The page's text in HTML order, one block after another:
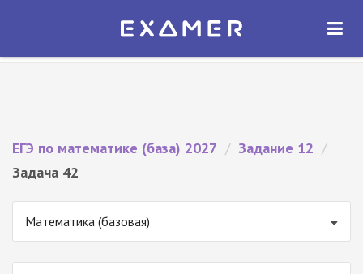
Экзамер — ЕГЭ 2027
ОТКРЫТЬ
ЕГЭ по математике (база) 2027 / Задание 12 /
Задача 42
Математика (базовая)